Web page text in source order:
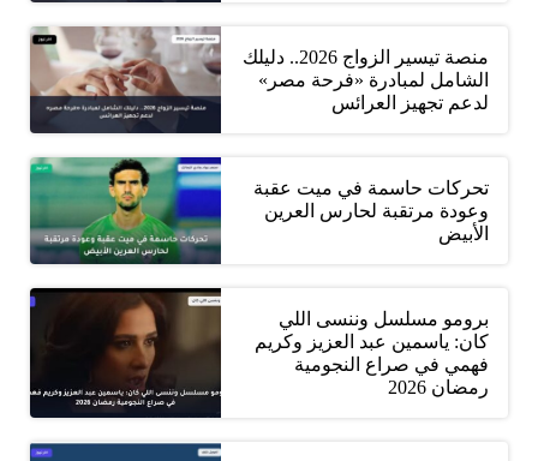
منصة تيسير الزواج 2026.. دليلك
الشامل لمبادرة «فرحة مصر»
لدعم تجهيز العرائس
تحركات حاسمة في ميت عقبة
وعودة مرتقبة لحارس العرين
الأبيض
برومو مسلسل وننسى اللي
كان: ياسمين عبد العزيز وكريم
فهمي في صراع النجومية
رمضان 2026